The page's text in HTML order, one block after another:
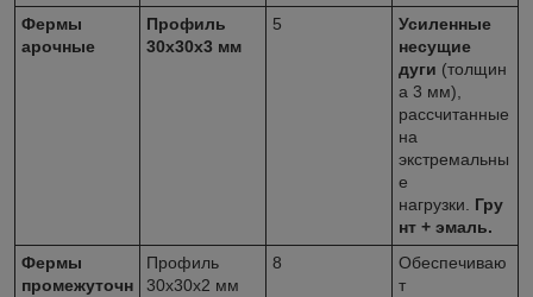
Фермы
арочные
Профиль
30x30x3 мм
5
Усиленные
несущие
дуги (толщин
а 3 мм),
рассчитанные
на
экстремальны
е
нагрузки. Гру
нт + эмаль.
Фермы
промежуточн
Профиль
30x30x2 мм
8
Обеспечиваю
т